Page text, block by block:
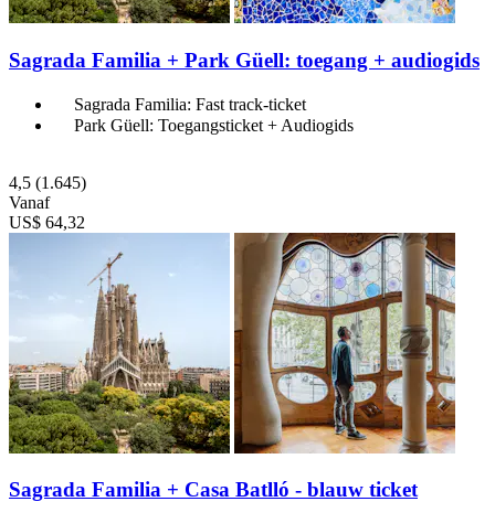
Sagrada Familia + Park Güell: toegang + audiogids
Sagrada Familia: Fast track-ticket
Park Güell: Toegangsticket + Audiogids
4,5 (1.645)
Vanaf
US$ 64,32
Sagrada Familia + Casa Batlló - blauw ticket